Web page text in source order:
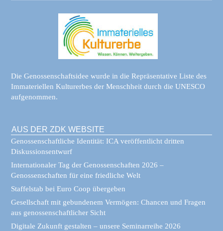
Die Genossenschaftsidee wurde in die Repräsentative Liste des
Immateriellen Kulturerbes der Menschheit durch die UNESCO
aufgenommen.
AUS DER ZDK WEBSITE
Genossenschaftliche Identität: ICA veröffentlicht dritten
Diskussionsentwurf
Internationaler Tag der Genossenschaften 2026 –
Genossenschaften für eine friedliche Welt
Staffelstab bei Euro Coop übergeben
Gesellschaft mit gebundenem Vermögen: Chancen und Fragen
aus genossenschaftlicher Sicht
Digitale Zukunft gestalten – unsere Seminarreihe 2026